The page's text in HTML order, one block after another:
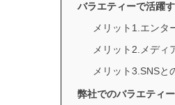
バラエティーで活躍
メリット1.エンタ
メリット2.メディ
メリット3.SNSと
弊社でのバラエティ